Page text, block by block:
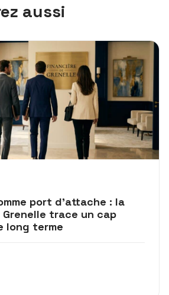
aussi
port d’attache : la
trace un cap
long terme